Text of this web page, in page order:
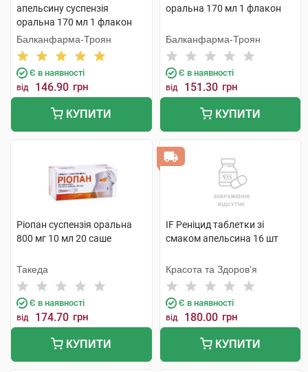
апельсину суспензія
оральна 170 мл 1 флакон
Балканфарма-Троян
Є в наявності
від 146.90 грн
КУПИТИ
оральна 170 мл 1 флакон
Балканфарма-Троян
Є в наявності
від 151.30 грн
КУПИТИ
Ріопан суспензія оральна
800 мг 10 мл 20 саше
Такеда
Є в наявності
від 174.70 грн
КУПИТИ
IF Реніцид таблетки зі
смаком апельсина 16 шт
Красота та Здоров'я
Є в наявності
від 180.00 грн
КУПИТИ